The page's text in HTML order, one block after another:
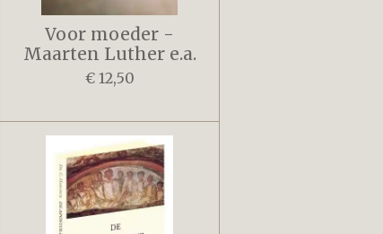
Voor moeder -
Maarten Luther e.a.
€ 12,50